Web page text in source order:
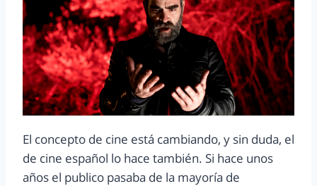
El concepto de cine está cambiando, y sin duda, el
de cine español lo hace también. Si hace unos
años el publico pasaba de la mayoría de